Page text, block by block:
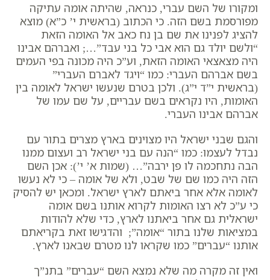
ומקורו של השם עברי, כנראה, שהיתה אומה עתיקה
מפורסמת בשם הזה. כי הכתוב (בראשית י’ כ”א) מוצא
להציג לפנינו את שם בן נח כאב אל האומה הזאת
“ולשם יולד גם הוא אבי כל בני עבד”…; ואברהם אבינו
היה מצאצאי האומה הזאת, וע”כ היה מכונה בפי העמים
בשם אברהם העברי: כמו “ויגד לאברם העברי”
(בראשית י”ד י”ג). ולכן בטרם שנעשו ישראל לאומה בין
האומות, היו נקראים בשם עבריים, על שם עמו של
אברהם אבינו העברי.
והגם שבני ישראל היו מצוינים בארץ מצרים בתור עם
נבדל לעצמו: כמו “הנה עם בני ישראל רב ועצום ממנו
הבה נתחכמה לו פן ירבה”… (שמות א’ י’): אכן השם
הזה היה כמו שם של שבט, ולא של אומה – כי לא נעשו
לאומה אלא אחר ביאתם לארץ ישראל. ומכאן יש להסיק
כי ע”כ לא רצו האומות לקרוא אותנו בשם אומה
ישראלית גם אחר ביאתנו לארץ, כדי שלא להודות
במציאות שלנו בתור “אומה”; והדגישו זאת בקריאתם
אותנו “עברים” כמו שקראו לנו מטרם שבאנו לארץ.
ואין זה מקרה מה שלא נמצא השם “עברים” בתנ”ך